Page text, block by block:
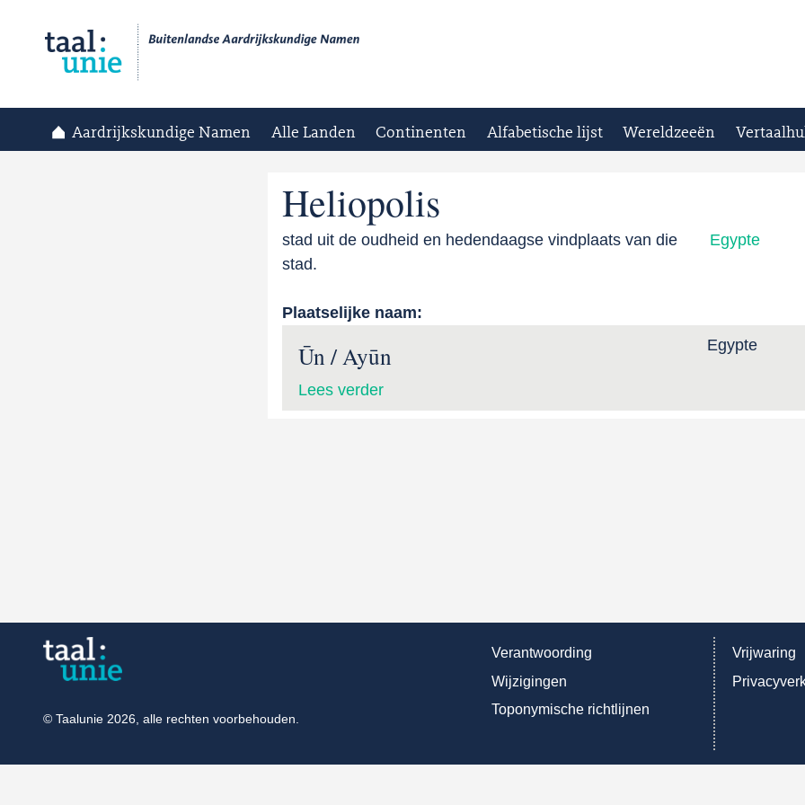
Aardrijkskundige Namen Alle Landen Continenten Alfabetische lijst Wereldzeeën
Heliopolis
Egypte
stad uit de oudheid en hedendaagse vindplaats van die
stad.
Plaatselijke naam:
Ūn / Ayūn Egypte
Lees verder
Verantwoording
Wijzigingen
Toponymische richtlijnen
Vrijwaring
© Taalunie 2026, alle rechten voorbehouden.